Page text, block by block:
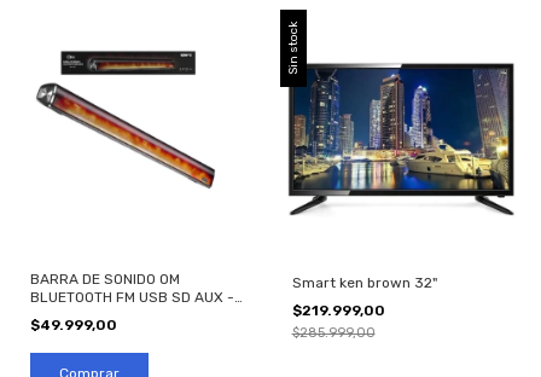
BARRA DE SONIDO OM
BLUETOOTH FM USB SD AUX -
$49.999,00
Sin stock
Smart ken brown 32"
$219.999,00
$285.999,00